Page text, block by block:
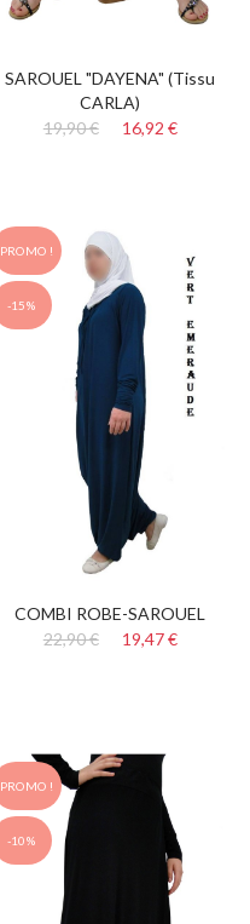
SAROUEL "DAYENA" (Tissu
CARLA)
19,90 €
16,92 €
PROMO !
-15%
COMBI ROBE-SAROUEL
22,90 €
19,47 €
PROMO !
-10%